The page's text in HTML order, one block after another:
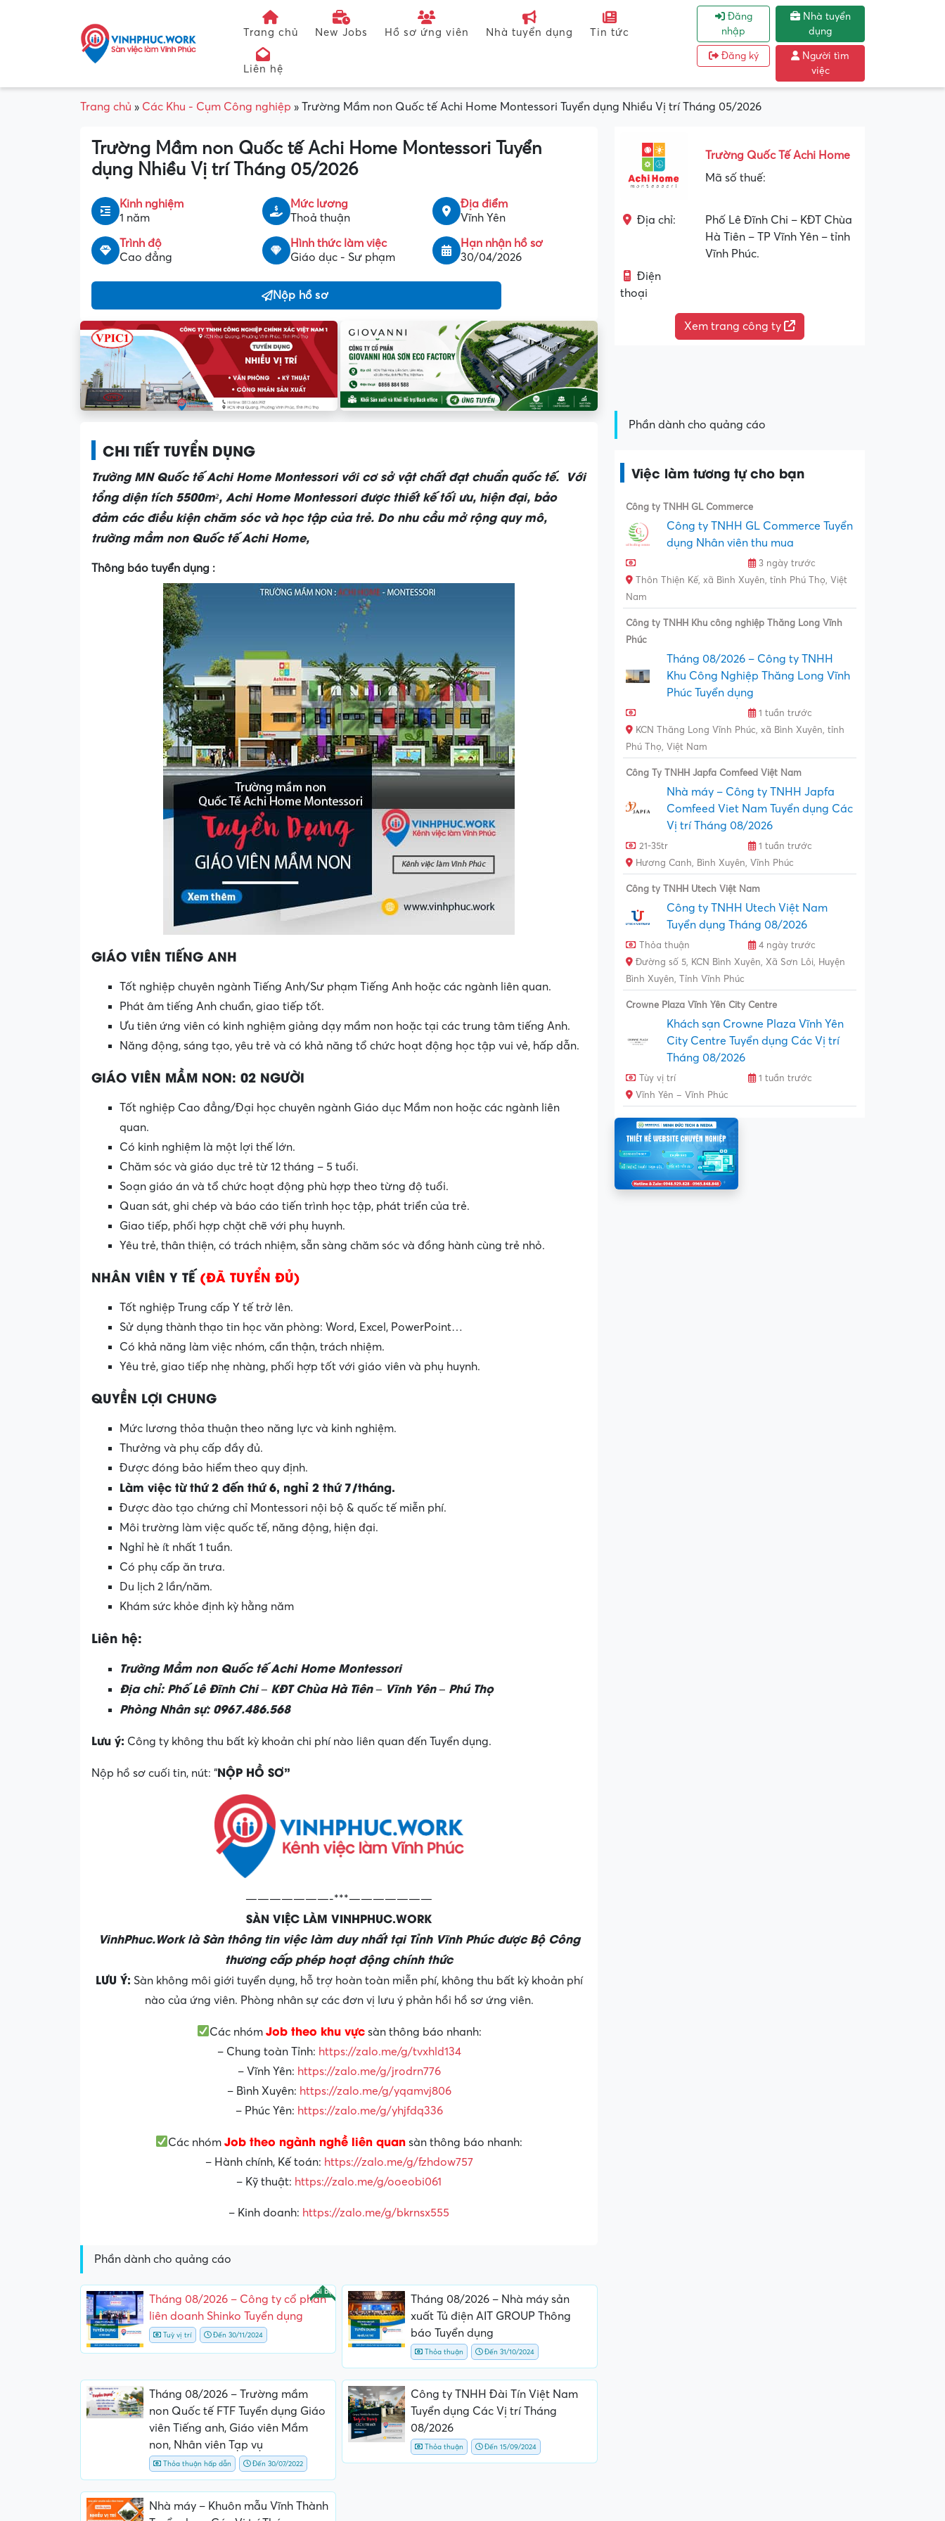
Trang chủ New Jobs Hồ sơ ứng viên Nhà tuyển dụng Tin tức
Liên hệ
Đăng
nhập
Đăng ký
Nhà tuyển
dụng
Người tìm
việc
Trang chủ » Các Khu - Cụm Công nghiệp » Trường Mầm non Quốc tế Achi Home Montessori Tuyển dụng Nhiều Vị trí Tháng 05/2026
Trường Mầm non Quốc tế Achi Home Montessori Tuyển
dụng Nhiều Vị trí Tháng 05/2026
Kinh nghiệm
1 năm
Mức lương
Thoả thuận
Địa điểm
Vĩnh Yên
Trình độ
Cao đẳng
Hình thức làm việc
Giáo dục - Sư phạm
Hạn nhận hồ sơ
30/04/2026
Nộp hồ sơ
Trường Quốc Tế Achi Home
Mã số thuế:
Địa chỉ:
Phố Lê Đĩnh Chi – KĐT Chùa
Hà Tiên – TP Vĩnh Yên – tỉnh
Vĩnh Phúc.
Điện
thoại
Xem trang công ty
CHI TIẾT TUYỂN DỤNG
Trường MN Quốc tế Achi Home Montessori với cơ sở vật chất đạt chuẩn quốc tế. Với
tổng diện tích 5500m², Achi Home Montessori được thiết kế tối ưu, hiện đại, bảo
đảm các điều kiện chăm sóc và học tập của trẻ. Do nhu cầu mở rộng quy mô,
trường mầm non Quốc tế Achi Home,
Thông báo tuyển dụng :
GIÁO VIÊN TIẾNG ANH
Tốt nghiệp chuyên ngành Tiếng Anh/Sư phạm Tiếng Anh hoặc các ngành liên quan.
Phát âm tiếng Anh chuẩn, giao tiếp tốt.
Ưu tiên ứng viên có kinh nghiệm giảng dạy mầm non hoặc tại các trung tâm tiếng Anh.
Năng động, sáng tạo, yêu trẻ và có khả năng tổ chức hoạt động học tập vui vẻ, hấp dẫn.
GIÁO VIÊN MẦM NON: 02 NGƯỜI
Tốt nghiệp Cao đẳng/Đại học chuyên ngành Giáo dục Mầm non hoặc các ngành liên
quan.
Có kinh nghiệm là một lợi thế lớn.
Chăm sóc và giáo dục trẻ từ 12 tháng – 5 tuổi.
Soạn giáo án và tổ chức hoạt động phù hợp theo từng độ tuổi.
Quan sát, ghi chép và báo cáo tiến trình học tập, phát triển của trẻ.
Giao tiếp, phối hợp chặt chẽ với phụ huynh.
Yêu trẻ, thân thiện, có trách nhiệm, sẵn sàng chăm sóc và đồng hành cùng trẻ nhỏ.
NHÂN VIÊN Y TẾ(ĐÃ TUYỂN ĐỦ)
Tốt nghiệp Trung cấp Y tế trở lên.
Sử dụng thành thạo tin học văn phòng: Word, Excel, PowerPoint…
Có khả năng làm việc nhóm, cẩn thận, trách nhiệm.
Yêu trẻ, giao tiếp nhẹ nhàng, phối hợp tốt với giáo viên và phụ huynh.
QUYỀN LỢI CHUNG
Mức lương thỏa thuận theo năng lực và kinh nghiệm.
Thưởng và phụ cấp đầy đủ.
Được đóng bảo hiểm theo quy định.
Làm việc từ thứ 2 đến thứ 6, nghỉ 2 thứ 7/tháng.
Được đào tạo chứng chỉ Montessori nội bộ & quốc tế miễn phí.
Môi trường làm việc quốc tế, năng động, hiện đại.
Nghỉ hè ít nhất 1 tuần.
Có phụ cấp ăn trưa.
Du lịch 2 lần/năm.
Khám sức khỏe định kỳ hằng năm
Liên hệ:
Trường Mầm non Quốc tế Achi Home Montessori
Địa chỉ: Phố Lê Đĩnh Chi – KĐT Chùa Hà Tiên – Vĩnh Yên – Phú Thọ
Phòng Nhân sự: 0967.486.568
Lưu ý: Công ty không thu bất kỳ khoản chi phí nào liên quan đến Tuyển dụng.
Nộp hồ sơ cuối tin, nút: “NỘP HỒ SƠ”
———————-***———————
SÀN VIỆC LÀM VINHPHUC.WORK
VinhPhuc.Work là Sàn thông tin việc làm duy nhất tại Tỉnh Vĩnh Phúc được Bộ Công
thương cấp phép hoạt động chính thức
LƯU Ý: Sàn không môi giới tuyển dụng, hỗ trợ hoàn toàn miễn phí, không thu bất kỳ khoản phí
nào của ứng viên. Phòng nhân sự các đơn vị lưu ý phản hồi hồ sơ ứng viên.
Các nhóm Job theo khu vựcsàn thông báo nhanh:
– Chung toàn Tỉnh: https://zalo.me/g/tvxhld134
– Vĩnh Yên: https://zalo.me/g/jrodrn776
– Bình Xuyên: https://zalo.me/g/yqamvj806
– Phúc Yên: https://zalo.me/g/yhjfdq336
Các nhómJob theo ngành nghề liên quan sàn thông báo nhanh:
– Hành chính, Kế toán: https://zalo.me/g/fzhdow757
– Kỹ thuật: https://zalo.me/g/ooeobi061
– Kinh doanh: https://zalo.me/g/bkrnsx555
Phần dành cho quảng cáo
Nổi bật
Tháng 08/2026 – Công ty cổ phần
liên doanh Shinko Tuyển dụng
Tuỳ vị trí Đến 30/11/2024
Tháng 08/2026 – Nhà máy sản
xuất Tủ điện AIT GROUP Thông
báo Tuyển dụng
Thỏa thuận Đến 31/10/2024
Tháng 08/2026 – Trường mầm
non Quốc tế FTF Tuyển dụng Giáo
viên Tiếng anh, Giáo viên Mầm
non, Nhân viên Tạp vụ
Thỏa thuận hấp dẫn Đến 30/07/2022
Công ty TNHH Đài Tín Việt Nam
Tuyển dụng Các Vị trí Tháng
08/2026
Thỏa thuận Đến 15/09/2024
Nhà máy – Khuôn mẫu Vĩnh Thành
Phần dành cho quảng cáo
Việc làm tương tự cho bạn
Công ty TNHH GL Commerce
Công ty TNHH GL Commerce Tuyển
dụng Nhân viên thu mua
3 ngày trước
Thôn Thiện Kế, xã Bình Xuyên, tỉnh Phú Thọ, Việt
Nam
Công ty TNHH Khu công nghiệp Thăng Long Vĩnh
Phúc
Tháng 08/2026 – Công ty TNHH
Khu Công Nghiệp Thăng Long Vĩnh
Phúc Tuyển dụng
1 tuần trước
KCN Thăng Long Vĩnh Phúc, xã Bình Xuyên, tỉnh
Phú Thọ, Việt Nam
Công Ty TNHH Japfa Comfeed Việt Nam
Nhà máy – Công ty TNHH Japfa
Comfeed Viet Nam Tuyển dụng Các
Vị trí Tháng 08/2026
21-35tr
1 tuần trước
Hương Canh, Bình Xuyên, Vĩnh Phúc
Công ty TNHH Utech Việt Nam
Công ty TNHH Utech Việt Nam
Tuyển dụng Tháng 08/2026
Thỏa thuận
4 ngày trước
Đường số 5, KCN Bình Xuyên, Xã Sơn Lôi, Huyện
Bình Xuyên, Tỉnh Vĩnh Phúc
Crowne Plaza Vĩnh Yên City Centre
Khách sạn Crowne Plaza Vĩnh Yên
City Centre Tuyển dụng Các Vị trí
Tháng 08/2026
Tùy vị trí
1 tuần trước
Vĩnh Yên – Vĩnh Phúc